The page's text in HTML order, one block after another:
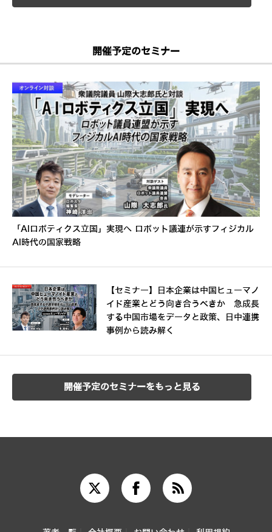
開催予定のセミナー
「AIロボティクス立国」実現へ ロボット議連が示すフィジカル
AI時代の国家戦略
【セミナー】日本企業は中国ヒューマノ
イド産業とどう向き合うべきか 急成長
する中国市場をデータと政策、日中連携
事例から読み解く
開催予定のセミナーをもっと見る